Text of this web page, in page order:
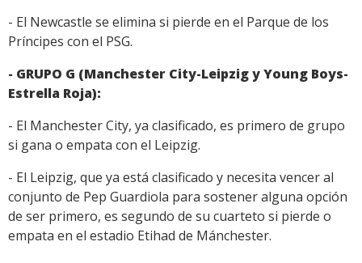
- El Newcastle se elimina si pierde en el Parque de los
Príncipes con el PSG.
- GRUPO G (Manchester City-Leipzig y Young Boys-
Estrella Roja):
- El Manchester City, ya clasificado, es primero de grupo
si gana o empata con el Leipzig.
- El Leipzig, que ya está clasificado y necesita vencer al
conjunto de Pep Guardiola para sostener alguna opción
de ser primero, es segundo de su cuarteto si pierde o
empata en el estadio Etihad de Mánchester.